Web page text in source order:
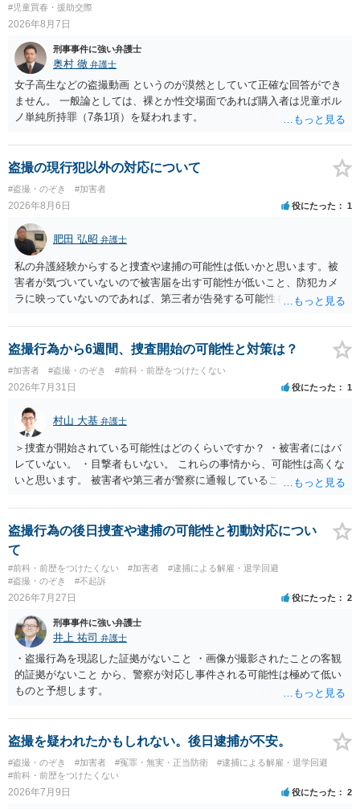
#児童買春・援助交際
2026年8月7日
刑事事件に強い弁護士
奥村 徹 弁護士
女子高生などの盗撮動画 というのが漠然としていて正確な回答ができ
ません。 一般論としては、裸とか性交場面であれば購入者は児童ポル
ノ単純所持罪（7条1項）を疑われます。
盗撮の現行犯以外の対応について
#盗撮・のぞき #加害者
2026年8月6日 役にたった 1
肥田 弘昭 弁護士
私の弁護経験からすると捜査や逮捕の可能性は低いかと思います。被
害者が気づいていないので被害届を出す可能性が低いこと、防犯カメ
ラに映っていないのであれば、第三者が告発する可能性も低いこと、
座る女性を盗撮(全体像写真1枚と5秒程度の動画)してしまいました。下
着や胸など強調したものではありません。」とありますが、少なくと
も捜査段階では性的姿態等撮影罪の被疑事実で逮捕勾留されるケース
が私の弁護経験では多くなった印象です（最終的には不起訴ないし各
都道府県の迷惑防止条例違反になることもあります）。2度としないこ
とをお勧めいたします。ご参考にしてください。
盗撮行為から6週間、捜査開始の可能性と対策は？
#加害者 #盗撮・のぞき #前科・前歴をつけたくない
2026年7月31日 役にたった 1
村山 大基 弁護士
＞捜査が開始されている可能性はどのくらいですか？ ・被害者にはバ
レていない。 ・目撃者もいない。 これらの事情から、可能性は高くな
いと思います。 被害者や第三者が警察に通報していることは考えにく
からです。 保護観察期間中とのことですので、 必要なら医師の診察を
受けるなども検討なさると良いと思います。
盗撮行為の後日捜査や逮捕の可能性と初動対応につい
て
#前科・前歴をつけたくない #加害者
#逮捕による解雇・退学回避
#盗撮・のぞき
#不起訴
2026年7月27日 役にたった 2
刑事事件に強い弁護士
井上 祐司 弁護士
・盗撮行為を現認した証拠がないこと ・画像が撮影されたことの客観
的証拠がないこと から、警察が対応し事件される可能性は極めて低い
ものと予想します。
盗撮を疑われたかもしれない。後日逮捕が不安。
#盗撮・のぞき #加害者 #冤罪・無実・正当防衛
#逮捕による解雇・退学回避
#前科・前歴をつけたくない
2026年7月9日 役にたった 2